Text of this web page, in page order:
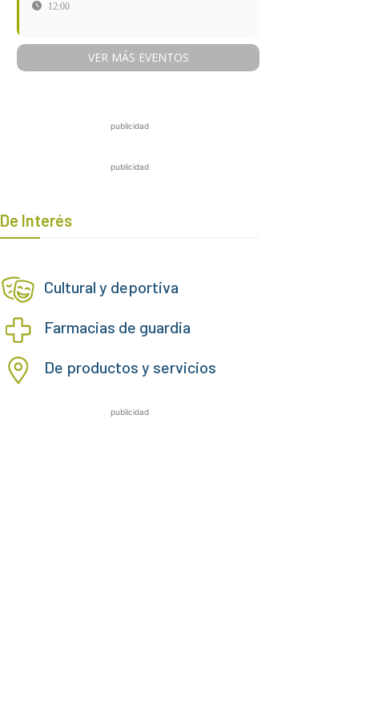
12:00
VER MÁS EVENTOS
publicidad
publicidad
De Interés
Cultural y deportiva
Farmacias de guardia
De productos y servicios
publicidad